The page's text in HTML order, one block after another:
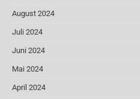
August 2024
Juli 2024
Juni 2024
Mai 2024
April 2024